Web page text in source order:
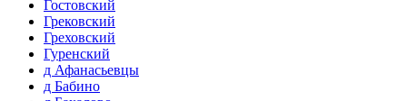
Гостовский
Грековский
Греховский
Гуренский
д Афанасьевцы
д Бабино